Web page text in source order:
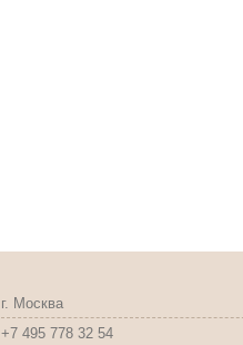
г. Москва
+7 495 778 32 54